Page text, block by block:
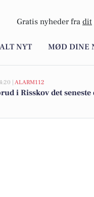
Gratis nyheder fra dit
NYT MØD DINE
| ALARM112
i Risskov det seneste